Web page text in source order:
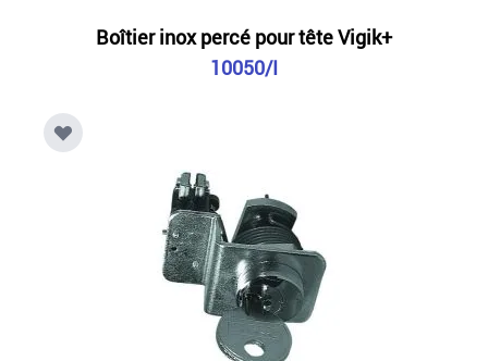
Boîtier inox percé pour tête Vigik+
10050/I